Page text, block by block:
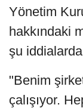
Yönetim
hakkındaki
şu
"Benim
çalışıyor.